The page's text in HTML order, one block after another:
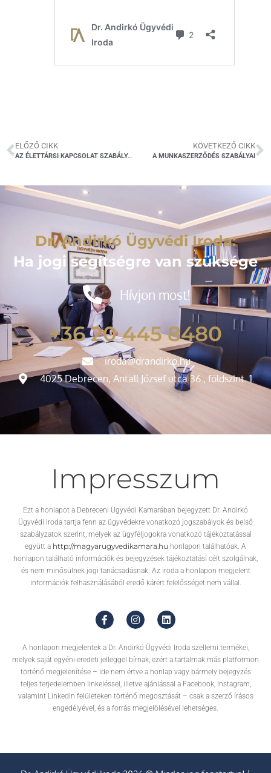
ELŐZŐ CIKK
AZ ÉLETTÁRSI KAPCSOLAT SZABÁLYAI
KÖVETKEZŐ CIKK
A MUNKASZERZŐDÉS SZABÁLYAI
Dr. Andirkó Ügyvédi Iroda:
Ha jogi segítségre van szüksége
Hívjon most!
+36 20 445 8480
iroda@drandirko.hu
4025 Debrecen, Antall József utca 36., földszint. 1.
Impresszum
Ezt a honlapot a Debreceni Ügyvédi Kamarában bejegyzett Dr. Andirkó
Ügyvédi Iroda tartja fenn az ügyvédekre vonatkozó jogszabályok és belső
szabályzatok szerint, melyek az ügyféljogokra vonatkozó tájékoztatással
együtt a http://magyarugyvedikamara.hu honlapon találhatóak. A
honlapon található információk és bejegyzések tájékoztatási célt szolgálnak,
és nem minősülnek jogi tanácsadásnak. Az iroda a honlapon megjelent
információk felhasználásából eredő kárért felelősséget nem vállal.
A honlapon megjelentek a Dr. Andirkó Ügyvédi Iroda szellemi termékei,
melyek saját egyéni-eredeti jelleggel bírnak, ezért a tartalmak más platformon
történő megjelenítése – ide nem értve a honlap vagy bármely bejegyzés
teljes terjedelemben linkeléssel, illetve ajánlással a Facebook, Instagram,
valamint LinkedIn felületeken történő megosztását – csak a szerző írásos
engedélyével, és a forrás megjelölésével lehetséges.